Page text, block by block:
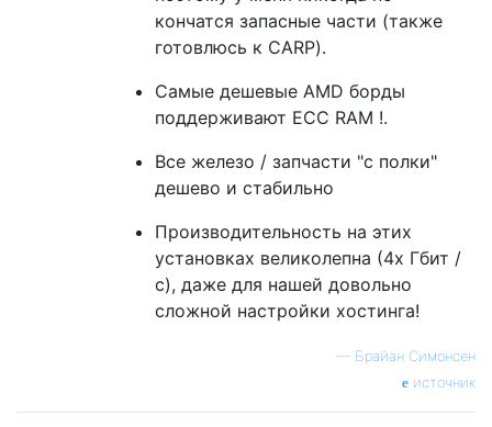
кончатся запасные части (также
готовлюсь к CARP).
Самые дешевые AMD борды
поддерживают ECC RAM !.
Все железо / запчасти "с полки"
дешево и стабильно
Производительность на этих
установках великолепна (4x Гбит /
с), даже для нашей довольно
сложной настройки хостинга!
— Брайан Симонсен
источник